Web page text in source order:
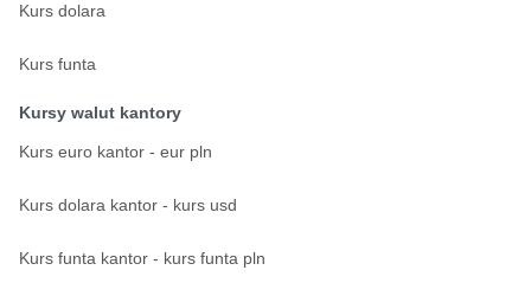
Kurs dolara
Kurs funta
Kursy walut kantory
Kurs euro kantor - eur pln
Kurs dolara kantor - kurs usd
Kurs funta kantor - kurs funta pln